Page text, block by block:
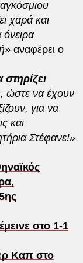
χαρά και
όνειρα
αναφέρει ο
στηρίζει
, ώστε να έχουν
για να
και
Στέφανε!»
στο 1-1
Καπ στο